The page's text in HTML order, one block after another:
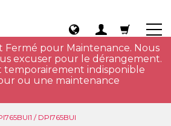
pour Maintenance. Nous
excuser pour le dérangement.
temporairement indisponible
ou une maintenance
/ DPI765BUI